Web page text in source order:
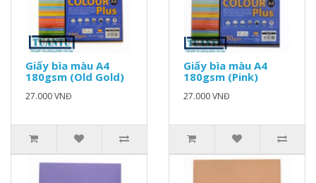
Giấy bìa màu A4
180gsm (Old Gold)
27.000 VNĐ
Giấy bìa màu A4
180gsm (Pink)
27.000 VNĐ